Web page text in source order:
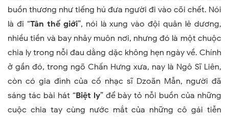
buồn thương như tiếng hú đưa người đi vào cõi chết. Nói
là đi “Tân thế giới”, nói là xung vào đội quân lê dương,
nhiều tiền và bay nhảy muôn nơi, nhưng đó là một chuộc
chia ly trong nỗi đau dằng dặc không hẹn ngày về. Chính
ở gần đó, trong ngõ Chấn Hưng xưa, nay là Ngô Sĩ Liên,
còn có gia đình của cố nhạc sĩ Dzoãn Mẫn, người đã
sáng tác bài hát “Biệt ly” để bày tỏ nỗi buồn của những
cuộc chia tay cùng nước mắt của những cô gái tiễn